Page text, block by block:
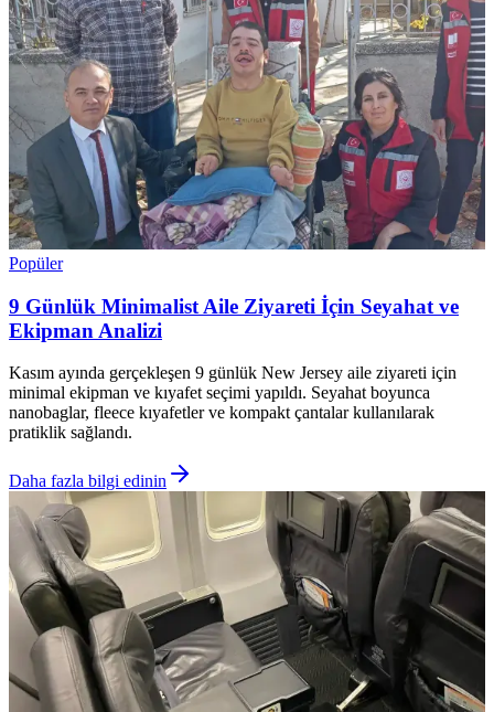
Popüler
9 Günlük Minimalist Aile Ziyareti İçin Seyahat ve
Ekipman Analizi
Kasım ayında gerçekleşen 9 günlük New Jersey aile ziyareti için
minimal ekipman ve kıyafet seçimi yapıldı. Seyahat boyunca
nanobaglar, fleece kıyafetler ve kompakt çantalar kullanılarak
pratiklik sağlandı.
Daha fazla bilgi edinin